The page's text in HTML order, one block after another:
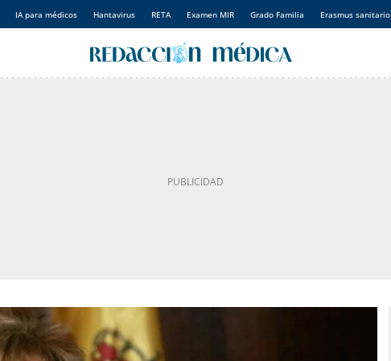
IA para médicos Hantavirus RETA Examen MIR Grado Familia Erasmus sanitario